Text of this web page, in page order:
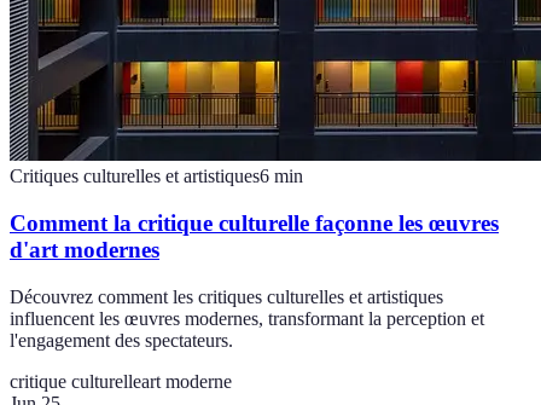
Critiques culturelles et artistiques6 min
Comment la critique culturelle façonne les œuvres
d'art modernes
Découvrez comment les critiques culturelles et artistiques
influencent les œuvres modernes, transformant la perception et
l'engagement des spectateurs.
critique culturelleart moderne